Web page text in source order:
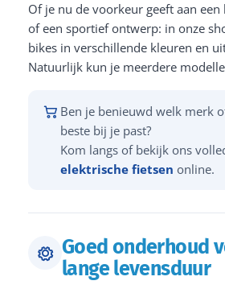
Of je nu de voorkeur geeft aan
of een sportief ontwerp: in onze
bikes in verschillende kleuren en
Natuurlijk kun je meerdere
Ben je benieuwd welk merk
beste bij je past?
Kom langs of bekijk ons
elektrische fietsen online.
Goed onderhoud
lange levensduur